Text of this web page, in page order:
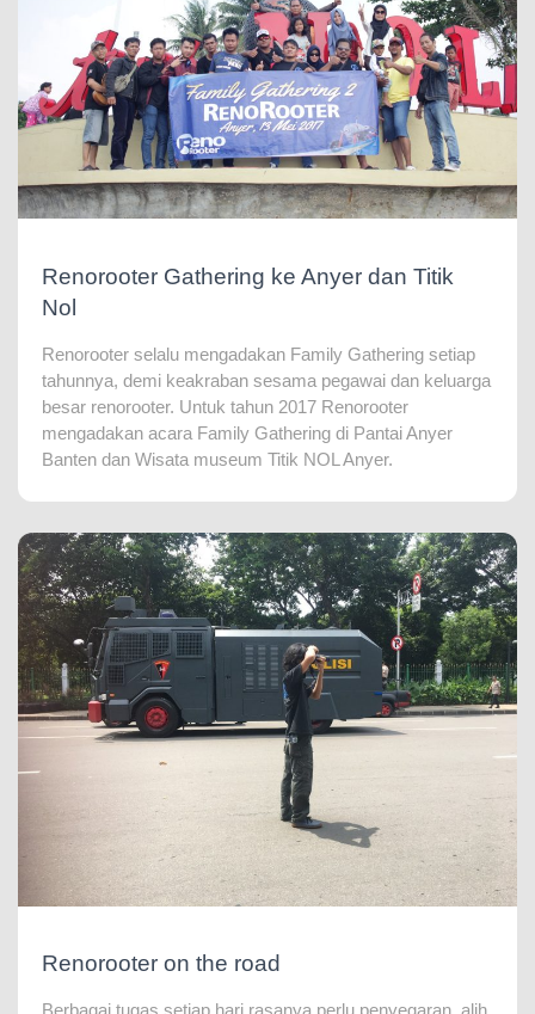
Renorooter Gathering ke Anyer dan Titik
Nol
Renorooter selalu mengadakan Family Gathering setiap
tahunnya, demi keakraban sesama pegawai dan keluarga
besar renorooter. Untuk tahun 2017 Renorooter
mengadakan acara Family Gathering di Pantai Anyer
Banten dan Wisata museum Titik NOL Anyer.
Renorooter on the road
Berbagai tugas setiap hari rasanya perlu penyegaran, alih